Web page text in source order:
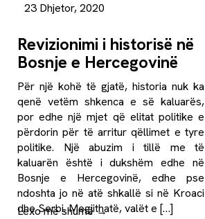
23 Dhjetor, 2020
Revizionimi i historisë në
Bosnje e Hercegovinë
Për një kohë të gjatë, historia nuk ka
qenë vetëm shkenca e së kaluarës,
por edhe një mjet që elitat politike e
përdorin për të arritur qëllimet e tyre
politike. Një abuzim i tillë me të
kaluarën është i dukshëm edhe në
Bosnje e Hercegovinë, edhe pse
ndoshta jo në atë shkallë si në Kroaci
dhe Serbi. Megjithatë, valët e […]
Lexo më shumë→